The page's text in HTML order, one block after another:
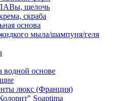
щелочь
скраба
основа
мыла/шампуня/геля
основе
люкс (Франция)
Soaptima